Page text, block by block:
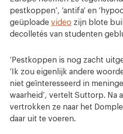
pestkoppen’, ‘antifa’ en
geüploade video zijn blote
decolletés van studenten
‘Pestkoppen is nog zacht
‘Ik zou eigenlijk andere
niet geïnteresseerd in
waarheid’, vertelt Suttorp. Na
vertrokken ze naar het
daar uit te voeren.